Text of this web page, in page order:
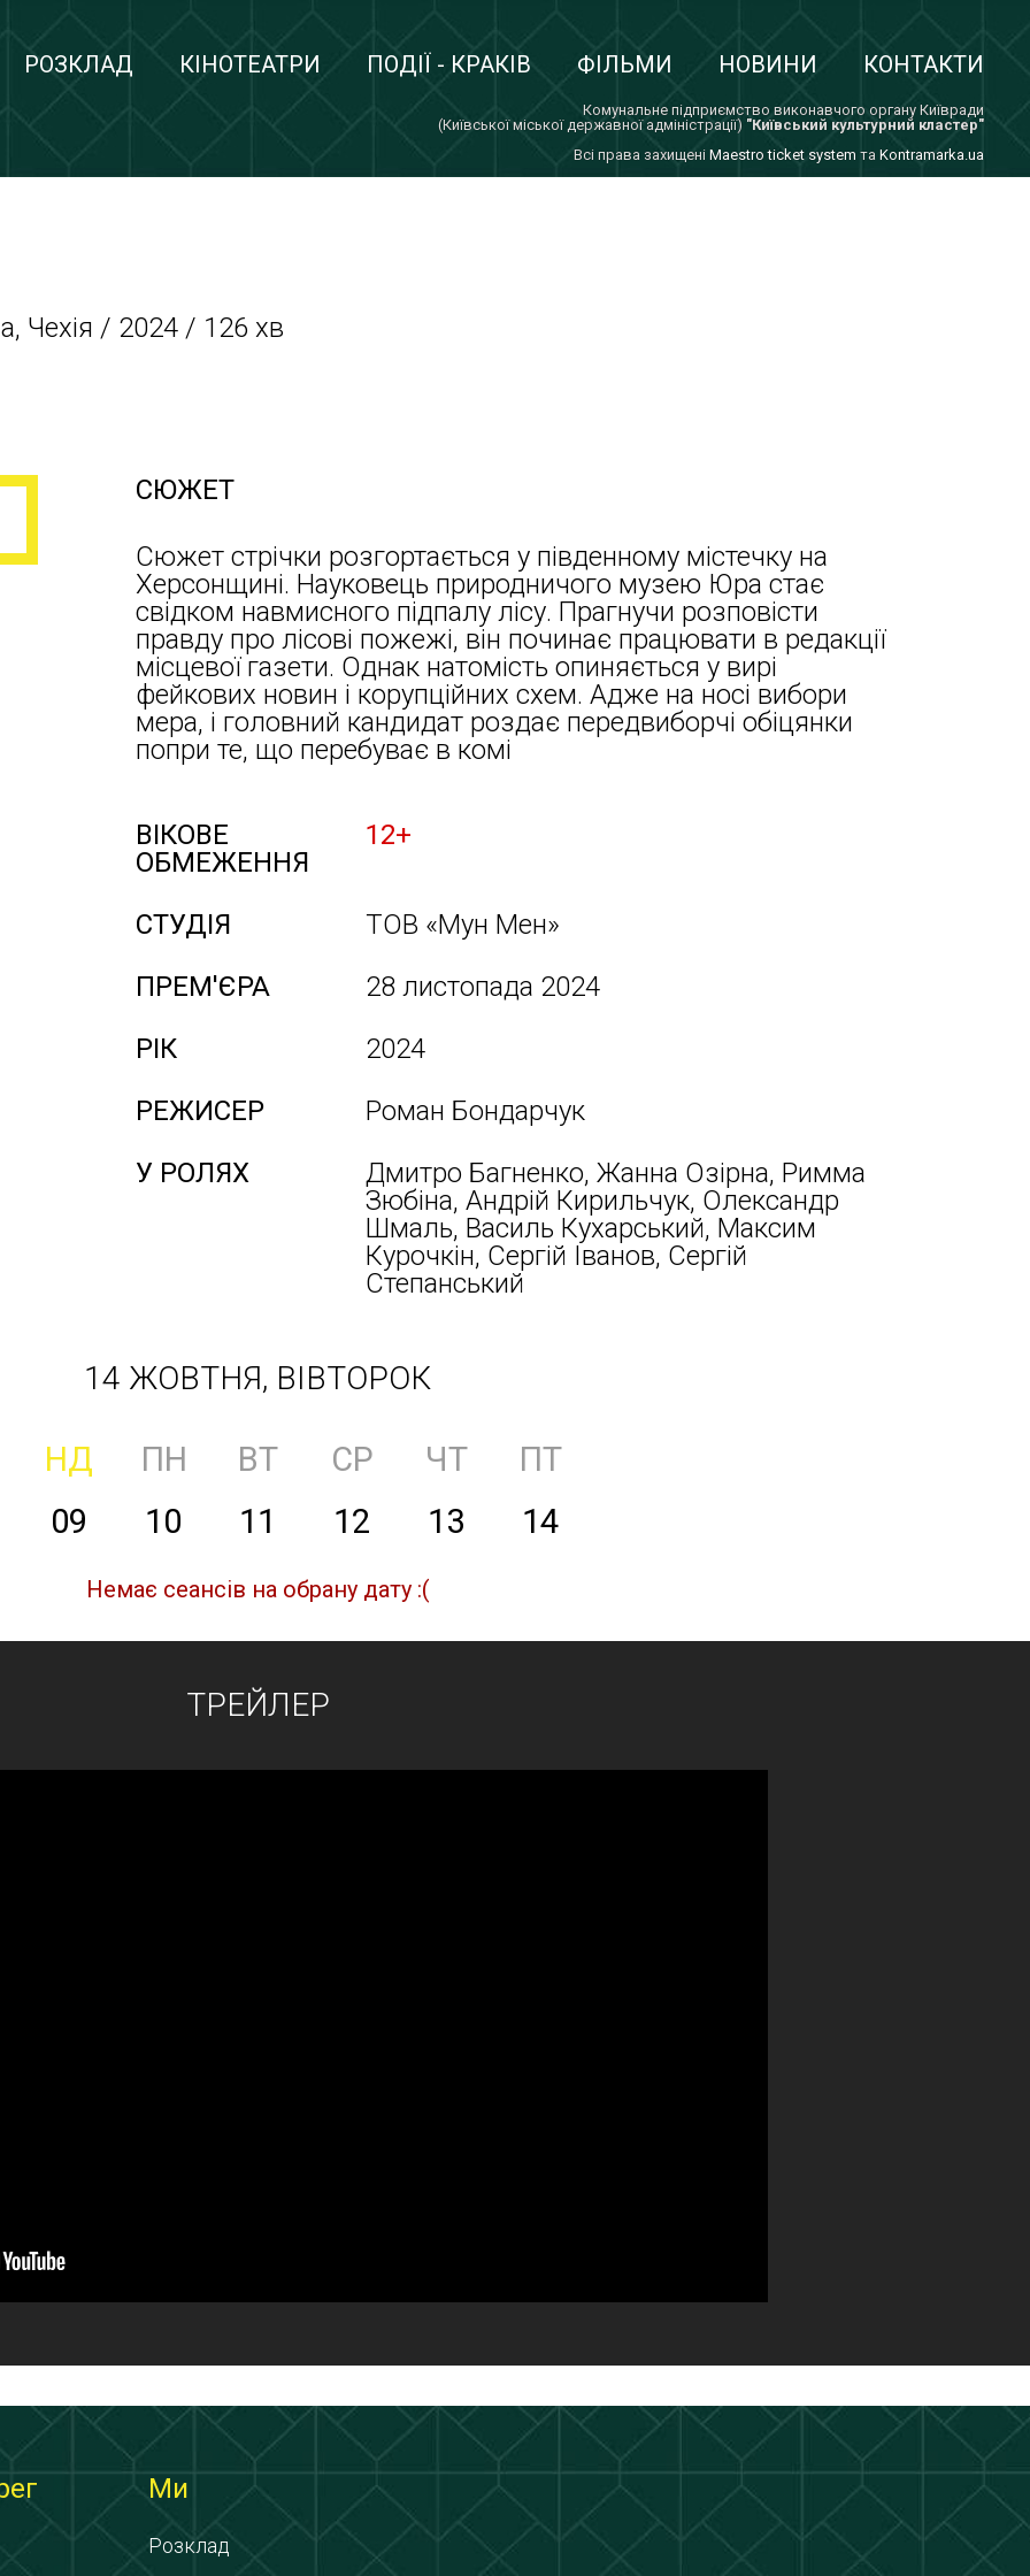
РОЗКЛАД КІНОТЕАТРИ ПОДІЇ - КРАКІВ ФІЛЬМИ НОВИНИ КОНТАКТИ
Комунальне підприємство виконавчого органу Київради
(Київської міської державної адміністрації) "Київський культурний кластер"
Всi права захищенi Maestro ticket system та Kontramarka.ua
Чехія / 2024 / 126 хв
СЮЖЕТ
Сюжет стрічки розгортається у південному містечку на
Херсонщині. Науковець природничого музею Юра стає
свідком навмисного підпалу лісу. Прагнучи розповісти
правду про лісові пожежі, він починає працювати в редакції
місцевої газети. Однак натомість опиняється у вирі
фейкових новин і корупційних схем. Адже на носі вибори
мера, і головний кандидат роздає передвиборчі обіцянки
попри те, що перебуває в комі
ВІКОВЕ
ОБМЕЖЕННЯ
12+
СТУДІЯ
ТОВ «Мун Мен»
ПРЕМ'ЄРА
28 листопада 2024
РІК
2024
РЕЖИСЕР
Роман Бондарчук
У РОЛЯХ
Дмитро Багненко, Жанна Озірна, Римма
Зюбіна, Андрій Кирильчук, Олександр
Шмаль, Василь Кухарський, Максим
Курочкін, Сергій Іванов, Сергій
Степанський
14 ЖОВТНЯ, ВІВТОРОК
НД ПН ВТ СР ЧТ
ПТ
09 10 11 12 13 14
Немає сеансів на обрану дату :(
ТРЕЙЛЕР
Ми
Розклад